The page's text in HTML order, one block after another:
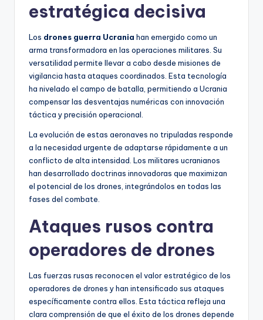
estratégica decisiva
Los drones guerra Ucrania han emergido como un
arma transformadora en las operaciones militares. Su
versatilidad permite llevar a cabo desde misiones de
vigilancia hasta ataques coordinados. Esta tecnología
ha nivelado el campo de batalla, permitiendo a Ucrania
compensar las desventajas numéricas con innovación
táctica y precisión operacional.
La evolución de estas aeronaves no tripuladas responde
a la necesidad urgente de adaptarse rápidamente a un
conflicto de alta intensidad. Los militares ucranianos
han desarrollado doctrinas innovadoras que maximizan
el potencial de los drones, integrándolos en todas las
fases del combate.
Ataques rusos contra
operadores de drones
Las fuerzas rusas reconocen el valor estratégico de los
operadores de drones y han intensificado sus ataques
específicamente contra ellos. Esta táctica refleja una
clara comprensión de que el éxito de los drones depende